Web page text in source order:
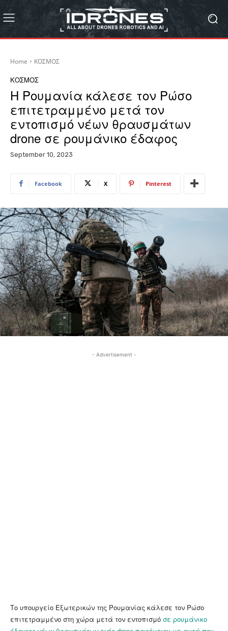
Home ΚΟΣΜΟΣ
ΚΟΣΜΟΣ
Η Ρουμανία κάλεσε τον Ρώσο
επιτετραμμένο μετά τον
εντοπισμό νέων θραυσμάτων
drone σε ρουμάνικο έδαφος
September 10, 2023
Facebook X Pinterest
- Advertisement -
Το υπουργείο Εξωτερικών της Ρουμανίας κάλεσε τον Ρώσο
επιτετραμμένο στη χώρα μετά τον εντοπισμό σε ρουμάνικο